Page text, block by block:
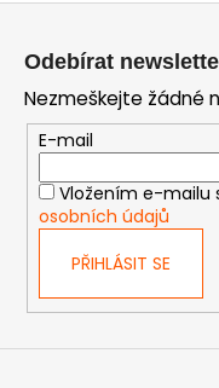
Odebírat
Nezmeškejte žádné
E-mail
Vložením e-mailu
osobních údajů
PŘIHLÁSIT SE